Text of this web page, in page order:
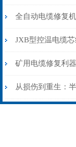
从“盲测”到“精确
步作业法
全自动电缆修复
山电力动脉的“智
生”
JXB型控温电缆
安装与接线：精
艺基石
矿用电缆修复利
电缆热补机智能
从损伤到重生：